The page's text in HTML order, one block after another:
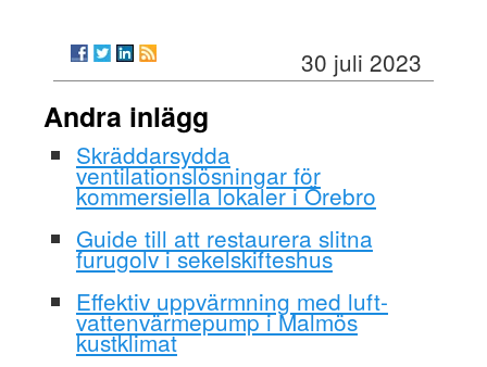
30 juli 2023
Andra inlägg
Skräddarsydda
ventilationslösningar för
kommersiella lokaler i Örebro
Guide till att restaurera slitna
furugolv i sekelskifteshus
Effektiv uppvärmning med luft-
vattenvärmepump i Malmös
kustklimat